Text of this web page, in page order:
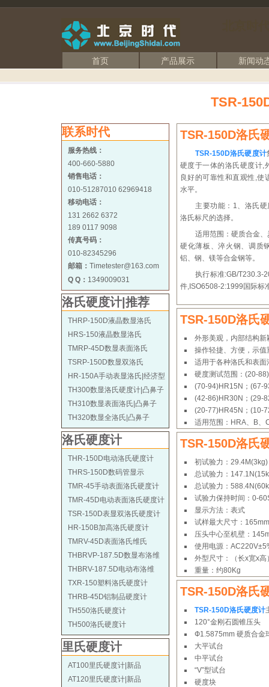
首页 产品展示 新闻动
TSR-
联系时代
服务热线：
400-660-5880
销售电话：
010-51287010 62969418
移动电话：
131 2662 6372
189 0117 9098
传真号码：
010-82345296
邮箱： Timetester@163.com
Q Q： 1349009031
洛氏硬度计|推荐
THRP-150D液晶数显洛氏
HRS-150液晶数显洛氏
TMRP-45D数显表面洛氏
TSRP-150D数显双洛氏
HR-150A手动表显洛氏|经济型
TH300数显洛氏硬度计|凸鼻子
TH310数显表面洛氏|凸鼻子
TH320数显全洛氏|凸鼻子
洛氏硬度计
THR-150D电动洛氏硬度计
THRS-150D数码管显示
TMR-45手动表面洛氏硬度计
TMR-45D电动表面洛氏硬度计
TSR-150D表显双洛氏硬度计
HR-150B加高洛氏硬度计
TMRV-45D表面洛氏维氏
THBRVP-187.5D数显布洛维
THBRV-187.5D电动布洛维
TXR-150塑料洛氏硬度计
THRB-45D铝制品硬度计
TH550洛氏硬度计
TH500洛氏硬度计
里氏硬度计
AT100里氏硬度计|新品
AT120里氏硬度计|新品
TSR-150D洛氏
TSR-150D洛氏硬度计
硬度于一体的洛氏硬度计,
良好的可靠性和直观性,使
水平。
主要功能：1、洛氏
洛氏标尺的选择。
适用范围：硬质合金
硬化薄板、淬火钢、调质
铝、钢、镁等合金钢等。
执行标准:GB/T230.3-
件,ISO6508-2:1999国际标
TSR-150D洛氏
外形美观，内部结构
操作轻捷、方便，示值
适用于各种洛氏和表
硬度测试范围：(20-
(70-94)HR15N；(67-
(42-86)HR30N；(29-
(20-77)HR45N；(10-
适用范围：HRA、B、
TSR-150D洛氏
初试验力：
总试验力：
总试验力：
试验力保持时间：0-
显示方法：表式
试样最大尺寸：165mm
压头中心至机壁：
使用电源：
外型尺寸：（长x宽x
重量：约80Kg
TSR-150D洛氏
TSR-150D洛氏硬度计
120°金刚石圆锥压头
Ф1.5875mm 硬质合金
大平试台
中平试台
“V”型试台
硬度块